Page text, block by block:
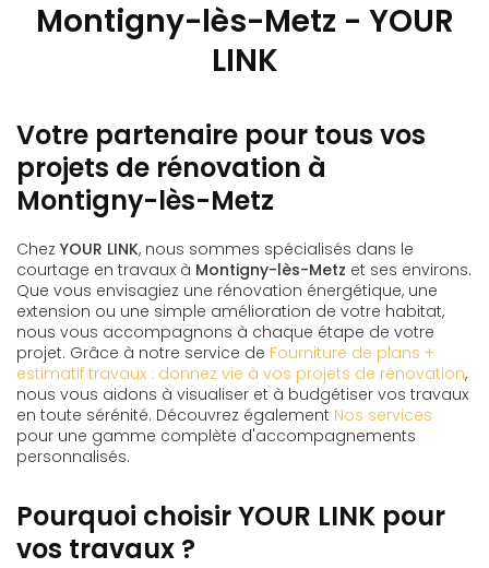
Montigny-lès-Metz - YOUR
LINK
Votre partenaire pour tous vos
projets de rénovation à
Montigny-lès-Metz
Chez YOUR LINK, nous sommes spécialisés dans le
courtage en travaux à Montigny-lès-Metz et ses environs.
Que vous envisagiez une rénovation énergétique, une
extension ou une simple amélioration de votre habitat,
nous vous accompagnons à chaque étape de votre
projet. Grâce à notre service de Fourniture de plans +
estimatif travaux : donnez vie à vos projets de rénovation,
nous vous aidons à visualiser et à budgétiser vos travaux
en toute sérénité. Découvrez également Nos services
pour une gamme complète d'accompagnements
personnalisés.
Pourquoi choisir YOUR LINK pour
vos travaux ?